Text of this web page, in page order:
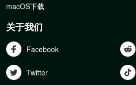
macOS下载
关于我们
Facebook
Twitter